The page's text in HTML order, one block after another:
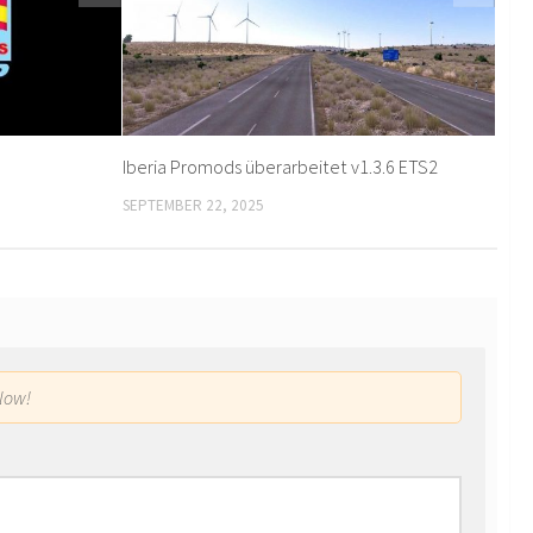
Iberia Promods überarbeitet v1.3.6 ETS2
SEPTEMBER 22, 2025